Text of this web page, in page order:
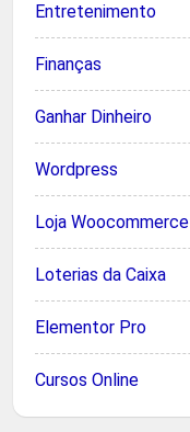
Entretenimento
Finanças
Ganhar Dinheiro
Wordpress
Loja Woocommerce
Loterias da Caixa
Elementor Pro
Cursos Online